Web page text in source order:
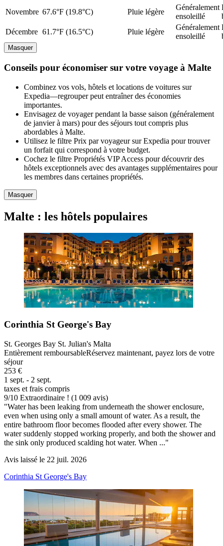
Novembre 67.6°F (19.8°C) Pluie légère
Généralement
ensoleillé
Décembre 61.7°F (16.5°C) Pluie légère
Généralement
ensoleillé
Masquer
Conseils pour économiser sur votre voyage à Malte
Combinez vos vols, hôtels et locations de voitures sur
Expedia—regrouper peut entraîner des économies
importantes.
Envisagez de voyager pendant la basse saison (généralement
de janvier à mars) pour des séjours tout compris plus
abordables à Malte.
Utilisez le filtre Prix par voyageur sur Expedia pour trouver
un forfait qui correspond à votre budget.
Cochez le filtre Propriétés VIP Access pour découvrir des
hôtels exceptionnels avec des avantages supplémentaires pour
les membres dans certaines propriétés.
Masquer
Malte : les hôtels populaires
Corinthia St George's Bay
St. Georges Bay St. Julian's Malta
Entièrement remboursableRéservez maintenant, payez lors de votre
séjour
253 €
1 sept. - 2 sept.
taxes et frais compris
9/10 Extraordinaire ! (1 009 avis)
"Water has been leaking from underneath the shower enclosure,
even when using only a small amount of water. As a result, the
entire bathroom floor becomes flooded after every shower. The
water suddenly stopped working properly, and both the shower and
the sink only produced scalding hot water. When ..."
Avis laissé le 22 juil. 2026
Corinthia St George's Bay